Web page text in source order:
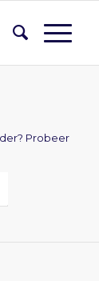
Probeer